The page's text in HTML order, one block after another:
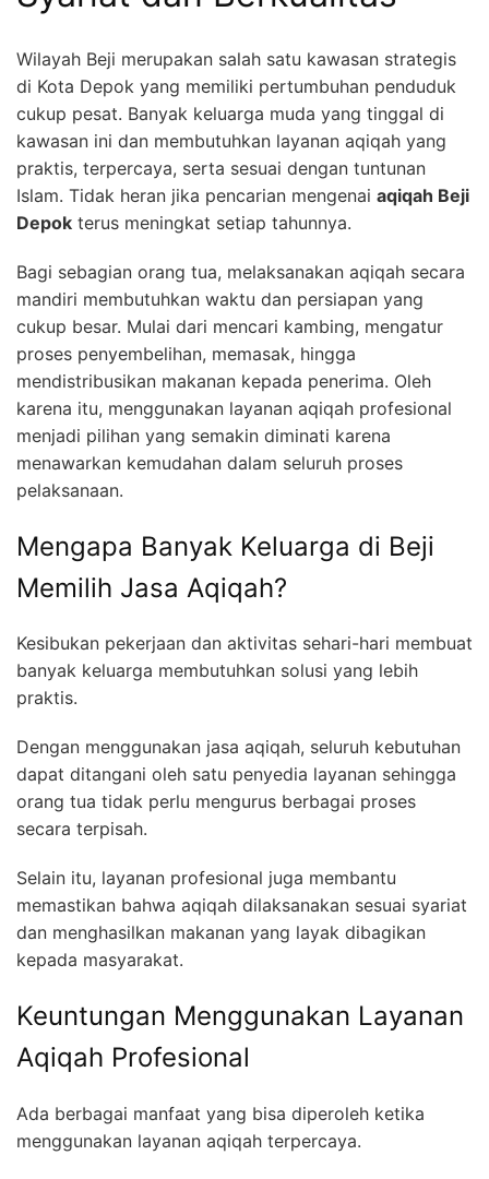
Wilayah Beji merupakan salah satu kawasan strategis
di Kota Depok yang memiliki pertumbuhan penduduk
cukup pesat. Banyak keluarga muda yang tinggal di
kawasan ini dan membutuhkan layanan aqiqah yang
praktis, terpercaya, serta sesuai dengan tuntunan
Islam. Tidak heran jika pencarian mengenai aqiqah Beji
Depok terus meningkat setiap tahunnya.
Bagi sebagian orang tua, melaksanakan aqiqah secara
mandiri membutuhkan waktu dan persiapan yang
cukup besar. Mulai dari mencari kambing, mengatur
proses penyembelihan, memasak, hingga
mendistribusikan makanan kepada penerima. Oleh
karena itu, menggunakan layanan aqiqah profesional
menjadi pilihan yang semakin diminati karena
menawarkan kemudahan dalam seluruh proses
pelaksanaan.
Mengapa Banyak Keluarga di Beji
Memilih Jasa Aqiqah?
Kesibukan pekerjaan dan aktivitas sehari-hari membuat
banyak keluarga membutuhkan solusi yang lebih
praktis.
Dengan menggunakan jasa aqiqah, seluruh kebutuhan
dapat ditangani oleh satu penyedia layanan sehingga
orang tua tidak perlu mengurus berbagai proses
secara terpisah.
Selain itu, layanan profesional juga membantu
memastikan bahwa aqiqah dilaksanakan sesuai syariat
dan menghasilkan makanan yang layak dibagikan
kepada masyarakat.
Keuntungan Menggunakan Layanan
Aqiqah Profesional
Ada berbagai manfaat yang bisa diperoleh ketika
menggunakan layanan aqiqah terpercaya.